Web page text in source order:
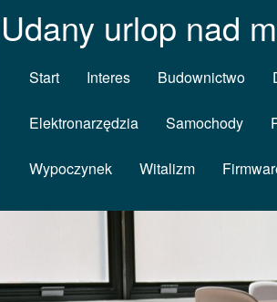
Udany urlop nad
Start Interes Budownictwo
Elektronarzędzia Samochody
Wypoczynek Witalizm